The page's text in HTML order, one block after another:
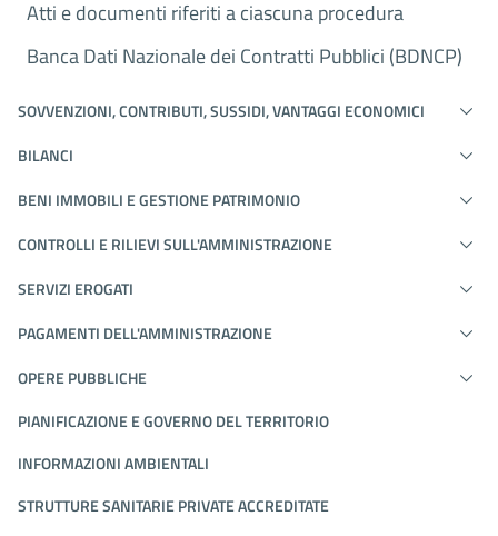
Atti e documenti riferiti a ciascuna procedura
Banca Dati Nazionale dei Contratti Pubblici (BDNCP)
SOVVENZIONI, CONTRIBUTI, SUSSIDI, VANTAGGI ECONOMICI
BILANCI
BENI IMMOBILI E GESTIONE PATRIMONIO
CONTROLLI E RILIEVI SULL'AMMINISTRAZIONE
SERVIZI EROGATI
PAGAMENTI DELL'AMMINISTRAZIONE
OPERE PUBBLICHE
PIANIFICAZIONE E GOVERNO DEL TERRITORIO
INFORMAZIONI AMBIENTALI
STRUTTURE SANITARIE PRIVATE ACCREDITATE